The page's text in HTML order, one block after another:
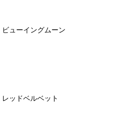
ビューイングムーン
レッドベルベット